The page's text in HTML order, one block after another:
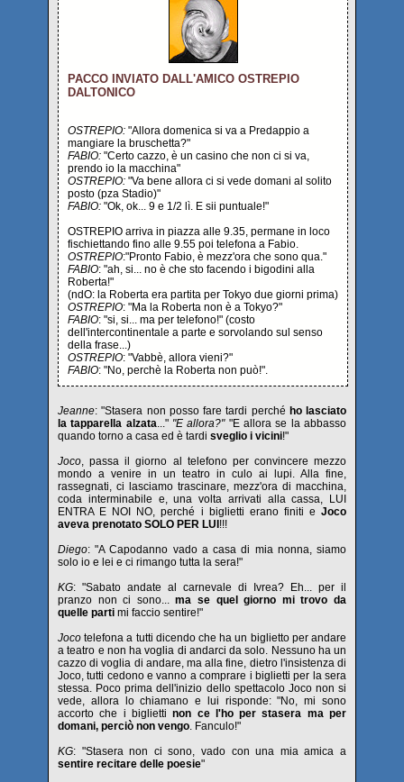
PACCO INVIATO DALL'AMICO OSTREPIO
DALTONICO
OSTREPIO: "Allora domenica si va a Predappio a
mangiare la bruschetta?"
FABIO: "Certo cazzo, è un casino che non ci si va,
prendo io la macchina"
OSTREPIO: "Va bene allora ci si vede domani al solito
posto (pza Stadio)"
FABIO: "Ok, ok... 9 e 1/2 lì. E sii puntuale!"
OSTREPIO arriva in piazza alle 9.35, permane in loco
fischiettando fino alle 9.55 poi telefona a Fabio.
OSTREPIO:"Pronto Fabio, è mezz'ora che sono qua."
FABIO: "ah, si... no è che sto facendo i bigodini alla
Roberta!"
(ndO: la Roberta era partita per Tokyo due giorni prima)
OSTREPIO: "Ma la Roberta non è a Tokyo?"
FABIO: "si, si... ma per telefono!" (costo
dell'intercontinentale a parte e sorvolando sul senso
della frase...)
OSTREPIO: "Vabbè, allora vieni?"
FABIO: "No, perchè la Roberta non può!".
Jeanne: "Stasera non posso fare tardi perché ho lasciato
la tapparella alzata..." "E allora?""E allora se la abbasso
quando torno a casa ed è tardi sveglio i vicini!"
Joco, passa il giorno al telefono per convincere mezzo
mondo a venire in un teatro in culo ai lupi. Alla fine,
rassegnati, ci lasciamo trascinare, mezz'ora di macchina,
coda interminabile e, una volta arrivati alla cassa, LUI
ENTRA E NOI NO, perché i biglietti erano finiti e Joco
aveva prenotato SOLO PER LUI !!!
Diego: "A Capodanno vado a casa di mia nonna, siamo
solo io e lei e ci rimango tutta la sera!"
KG: "Sabato andate al carnevale di Ivrea? Eh... per il
pranzo non ci sono...ma se quel giorno mi trovo da
quelle parti mi faccio sentire!"
Joco telefona a tutti dicendo che ha un biglietto per andare
a teatro e non ha voglia di andarci da solo. Nessuno ha un
cazzo di voglia di andare, ma alla fine, dietro l'insistenza di
Joco, tutti cedono e vanno a comprare i biglietti per la sera
stessa. Poco prima dell'inizio dello spettacolo Joco non si
vede, allora lo chiamano e lui risponde: "No, mi sono
accorto che i bigliettinon ce l'ho per stasera ma per
domani, perciò non vengo. Fanculo!"
KG: "Stasera non ci sono, vado con una mia amica a
sentire recitare delle poesie"